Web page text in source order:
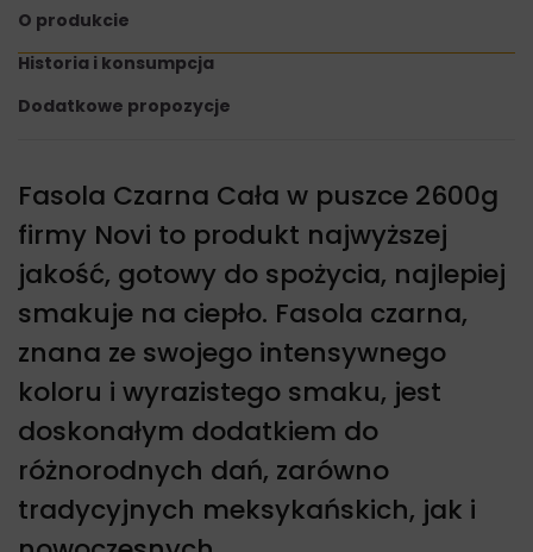
O produkcie
Historia i konsumpcja
Dodatkowe propozycje
Fasola Czarna Cała w puszce 2600g
firmy Novi to produkt najwyższej
jakość, gotowy do spożycia, najlepiej
smakuje na ciepło. Fasola czarna,
znana ze swojego intensywnego
koloru i wyrazistego smaku, jest
doskonałym dodatkiem do
różnorodnych dań, zarówno
tradycyjnych meksykańskich, jak i